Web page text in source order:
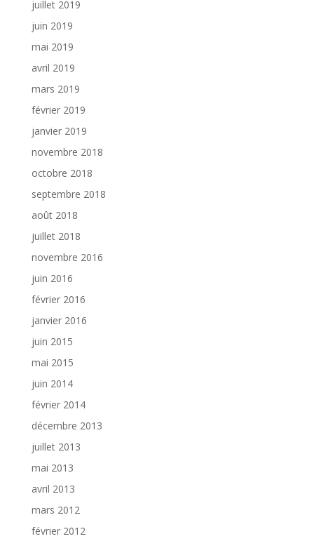
juillet 2019
juin 2019
mai 2019
avril 2019
mars 2019
février 2019
janvier 2019
novembre 2018
octobre 2018
septembre 2018
août 2018
juillet 2018
novembre 2016
juin 2016
février 2016
janvier 2016
juin 2015
mai 2015
juin 2014
février 2014
décembre 2013
juillet 2013
mai 2013
avril 2013
mars 2012
février 2012